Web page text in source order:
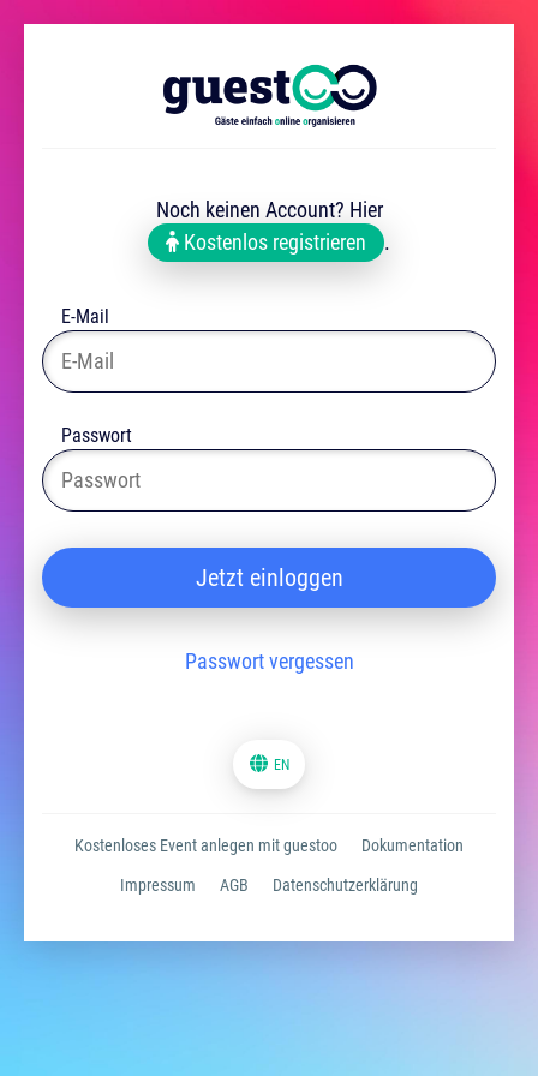
Noch keinen Account? Hier
Kostenlos registrieren
.
E-Mail
Passwort
Jetzt einloggen
Passwort vergessen
EN
Kostenloses Event anlegen mit guestoo Dokumentation
Impressum AGB Datenschutzerklärung